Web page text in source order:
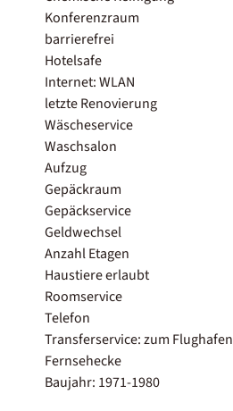
Konferenzraum
barrierefrei
Hotelsafe
Internet: WLAN
letzte Renovierung
Wäscheservice
Waschsalon
Aufzug
Gepäckraum
Gepäckservice
Geldwechsel
Anzahl Etagen
Haustiere erlaubt
Roomservice
Telefon
Transferservice: zum Flughafen
Fernsehecke
Baujahr: 1971-1980